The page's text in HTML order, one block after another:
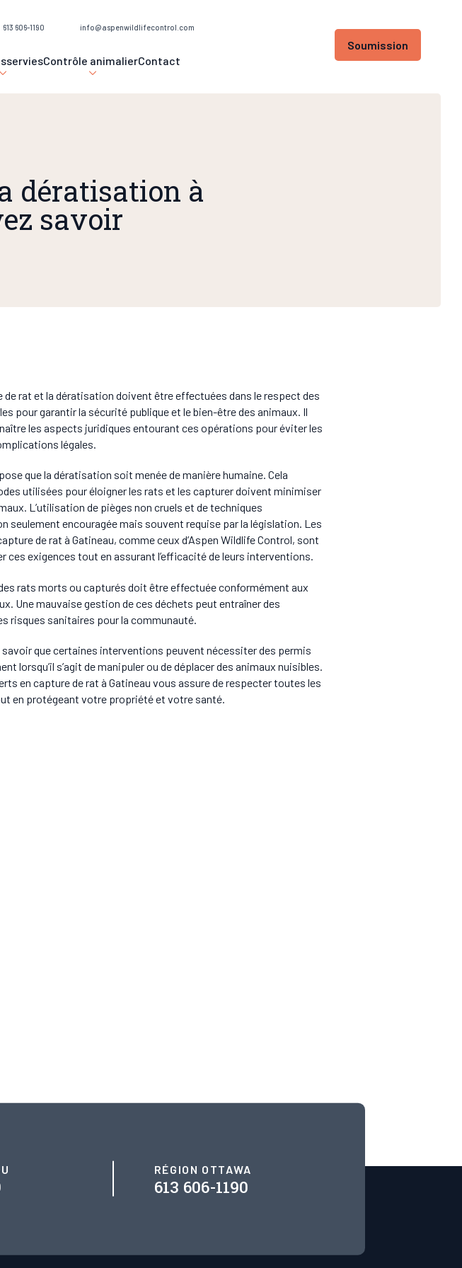
613 606-1190 info@aspenwildlifecontrol.com
Contrôle animalierContact
Soumission
dératisation à
savoir
de rat et la dératisation doivent être effectuées dans le respect des
pour garantir la sécurité publique et le bien-être des animaux. Il
les aspects juridiques entourant ces opérations pour éviter les
légales.
que la dératisation soit menée de manière humaine. Cela
utilisées pour éloigner les rats et les capturer doivent minimiser
L’utilisation de pièges non cruels et de techniques
seulement encouragée mais souvent requise par la législation. Les
de rat à Gatineau, comme ceux d’Aspen Wildlife Control, sont
ces exigences tout en assurant l’efficacité de leurs interventions.
rats morts ou capturés doit être effectuée conformément aux
Une mauvaise gestion de ces déchets peut entraîner des
risques sanitaires pour la communauté.
que certaines interventions peuvent nécessiter des permis
lorsqu’il s’agit de manipuler ou de déplacer des animaux nuisibles.
en capture de rat à Gatineau vous assure de respecter toutes les
en protégeant votre propriété et votre santé.
RÉGION OTTAWA
613 606-1190